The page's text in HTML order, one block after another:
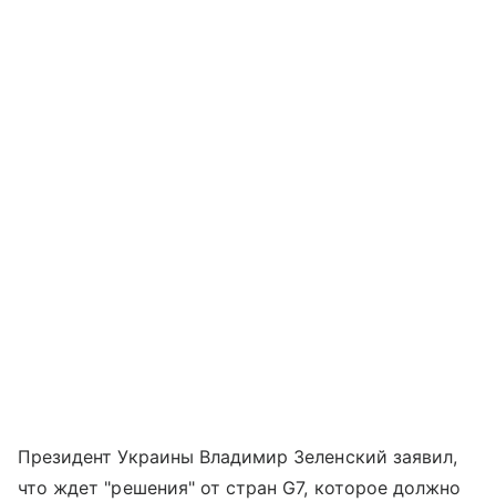
Президент Украины Владимир Зеленский заявил,
что ждет "решения" от стран G7, которое должно